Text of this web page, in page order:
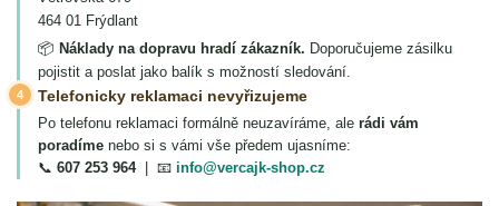
464 01 Frýdlant
📦 Náklady na dopravu hradí zákazník. Doporučujeme zásilku
pojistit a poslat jako balík s možností sledování.
4 Telefonicky reklamaci nevyřizujeme
Po telefonu reklamaci formálně neuzavíráme, ale rádi vám
poradíme nebo si s vámi vše předem ujasníme:
📞 607 253 964| 📧 info@vercajk-shop.cz